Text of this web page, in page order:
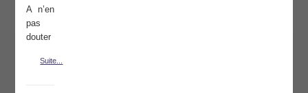
A n’en
pas
douter
Suite...